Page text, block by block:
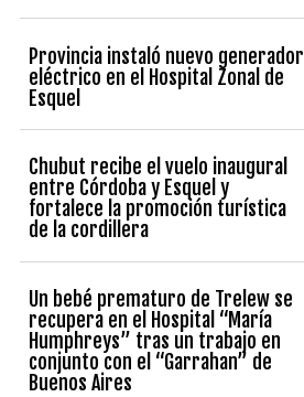
Provincia instaló nuevo generador
eléctrico en el Hospital Zonal de
Esquel
Chubut recibe el vuelo inaugural
entre Córdoba y Esquel y
fortalece la promoción turística
de la cordillera
Un bebé prematuro de Trelew se
recupera en el Hospital “María
Humphreys” tras un trabajo en
conjunto con el “Garrahan” de
Buenos Aires